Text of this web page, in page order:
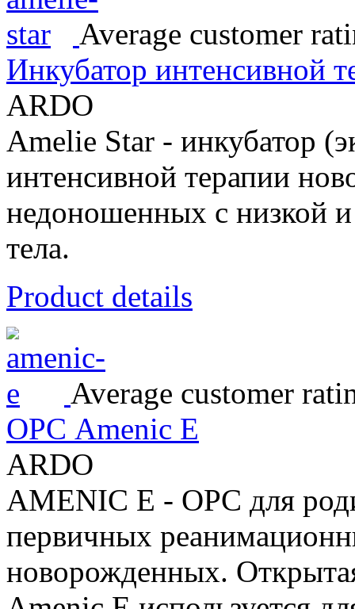
Average customer
Инкубатор интенсивной
ARDO
Amelie Star - инкубатор
интенсивной терапии
недоношенных с низкой
тела.
Product details
Average customer
ОРС Amenic E
ARDO
AMENIC E - ОРС для
первичных
новорожденных.